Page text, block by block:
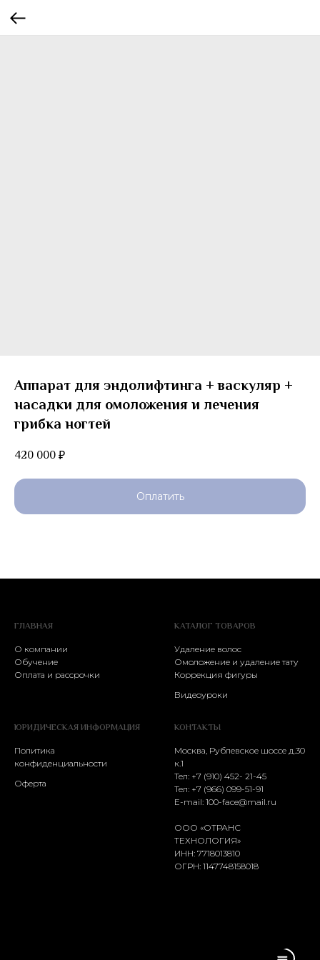
Аппарат для эндолифтинга + васкуляр +
насадки для омоложения и лечения
грибка ногтей
420 000₽
Оплатить
ГЛАВНАЯ
О компании
Обучение
Оплата и рассрочки
КАТАЛОГ ТОВАРОВ
Удаление волос
Омоложение и удаление тату
Коррекция фигуры
Видеоуроки
ЮРИДИЧЕСКАЯ ИНФОРМАЦИЯ
Политика
конфиденциальности
Оферта
КОНТАКТЫ
Москва, Рублевское шоссе д.30
к.1
Тел: +7 (910) 452- 21-45
Тел: +7 (966) 099-51-91
E-mail: 100-face@mail.ru
ООО «ОТРАНС
ТЕХНОЛОГИЯ»
ИНН: 7718013810
ОГРН: 1147748158018